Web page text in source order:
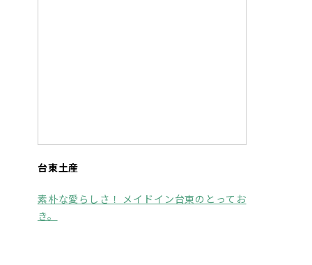
台東土産
素朴な愛らしさ！ メイドイン台東のとってお
き。